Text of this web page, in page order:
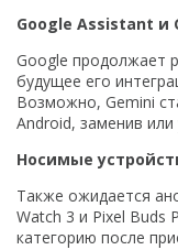
Google Assistant и
Google продолжает
будущее его
Возможно, Gemini
Android, заменив
Носимые
Также ожидается
Watch 3 и Pixel Buds
категорию после